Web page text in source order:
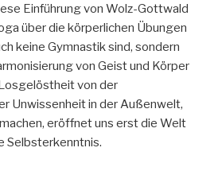
Einführung von Wolz-Gottwald
über die körperlichen Übungen
keine Gymnastik sind, sondern
von Geist und Körper
von der
Unwissenheit in der Außenwelt,
eröffnet uns erst die Welt
Selbsterkenntnis.